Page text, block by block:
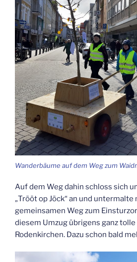
Wan­der­bäu­me auf dem Weg zum
Auf dem Weg dahin schloss sich
„Trööt op Jöck“ an und unter­mal­te
gemein­sa­men Weg zum
die­sem Umzug übri­gens ganz
Roden­kir­chen. Dazu schon bald